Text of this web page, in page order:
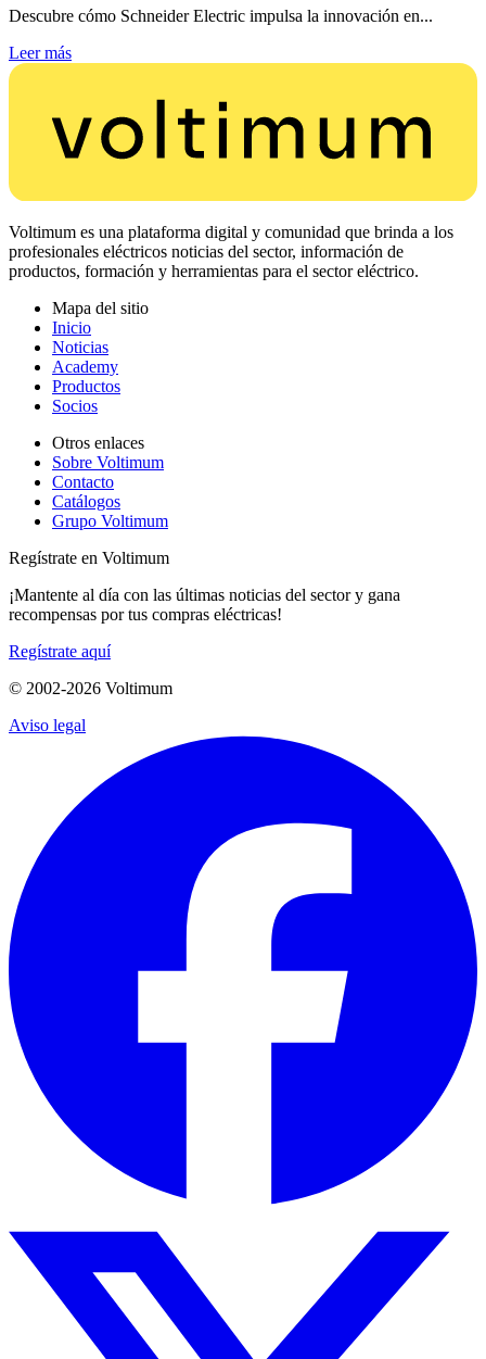
Descubre cómo Schneider Electric impulsa la innovación en...
Leer más
Voltimum es una plataforma digital y comunidad que brinda a los
profesionales eléctricos noticias del sector, información de
productos, formación y herramientas para el sector eléctrico.
Mapa del sitio
Inicio
Noticias
Academy
Productos
Socios
Otros enlaces
Sobre Voltimum
Contacto
Catálogos
Grupo Voltimum
Regístrate en Voltimum
¡Mantente al día con las últimas noticias del sector y gana
recompensas por tus compras eléctricas!
Regístrate aquí
© 2002-2026 Voltimum
Aviso legal